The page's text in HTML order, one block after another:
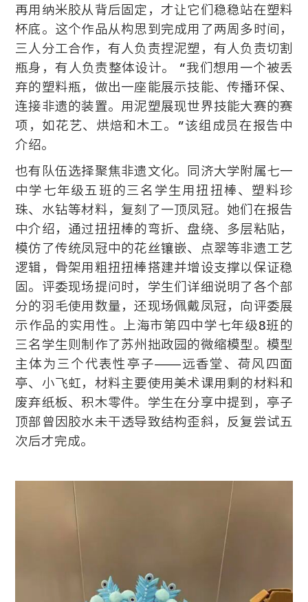
再用纳米胶从背后固定，才让它们稳稳站在塑料
杯底。这个作品从构思到完成用了两周多时间，
三人分工合作，有人负责捏泥塑，有人负责切割
瓶身，有人负责整体设计。 “我们想用一个被丢
弃的塑料瓶，做出一座能展示技能、传播环保、
连接非遗的装置。用泥塑展现世界技能大赛的赛
项，如花艺、烘焙和木工。”该组成员在报告中
介绍。
也有队伍选择聚焦非遗文化。同济大学附属七一
中学七年级五班的三名学生用扭扭棒、塑料珍
珠、水钻等材料，复刻了一顶凤冠。她们在报告
中介绍，通过扭扭棒的弯折、盘绕、多层粘贴，
模仿了传统凤冠中的花丝镶嵌、点翠等非遗工艺
逻辑，骨架用粗扭扭棒搭建并增设支撑以保证稳
固。评委现场提问时，学生们详细说明了各个部
分的羽毛使用数量，还现场佩戴凤冠，向评委展
示作品的实用性。上海市第四中学七年级8班的
三名学生则制作了苏州拙政园的微缩模型。模型
主体为三个代表性亭子——远香堂、荷风四面
亭、小飞虹，材料主要使用美术课用剩的材料和
废弃纸板、积木零件。学生在分享中提到，亭子
顶部曾因胶水未干透导致结构歪斜，反复尝试五
次后才完成。